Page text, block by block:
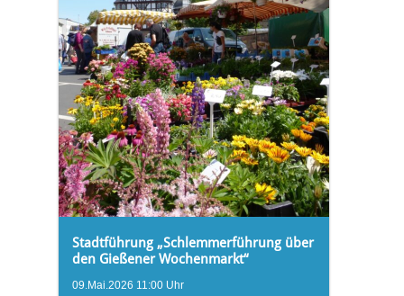
Stadtführung „Schlemmerführung über
den Gießener Wochenmarkt“
09.Mai.2026 11:00 Uhr